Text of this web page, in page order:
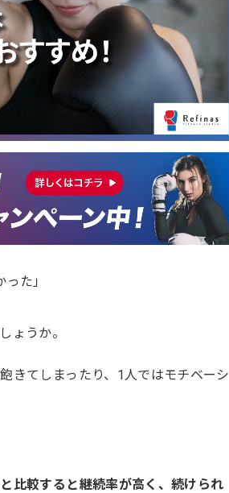
た」
ょうか。
きてしまったり、1人ではモチベーシ
比較すると継続率が高く、続けられ